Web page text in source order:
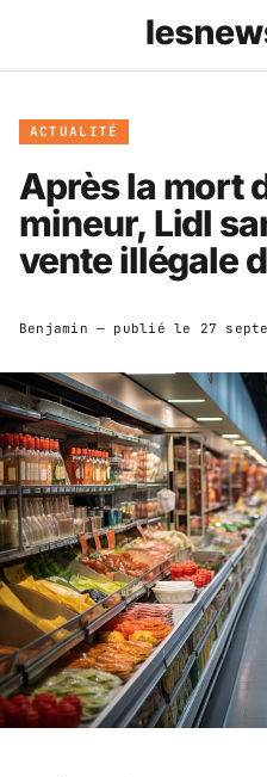
ACTUALITÉ
Après la mort
mineur, Lidl
vente illégale
Benjamin — publié le 27